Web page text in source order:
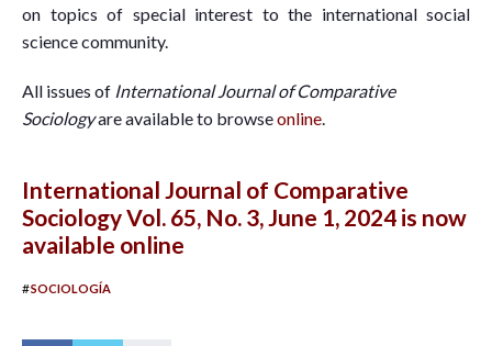
on topics of special interest to the international social
science community.
All issues of International Journal of Comparative
Sociologyare available to browseonline.
International Journal of Comparative
Sociology Vol. 65, No. 3, June 1, 2024 is now
available online
#SOCIOLOGÍA